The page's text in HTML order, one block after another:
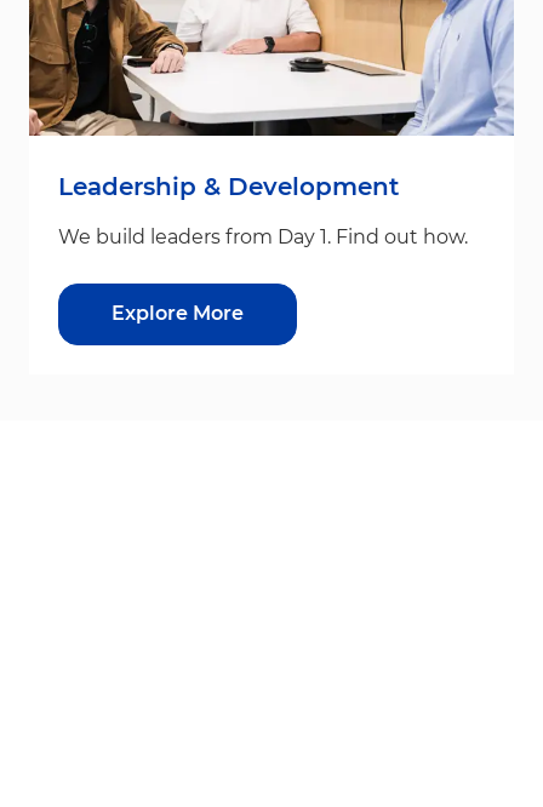
Leadership & Development
We build leaders from Day 1. Find out how.
Explore More